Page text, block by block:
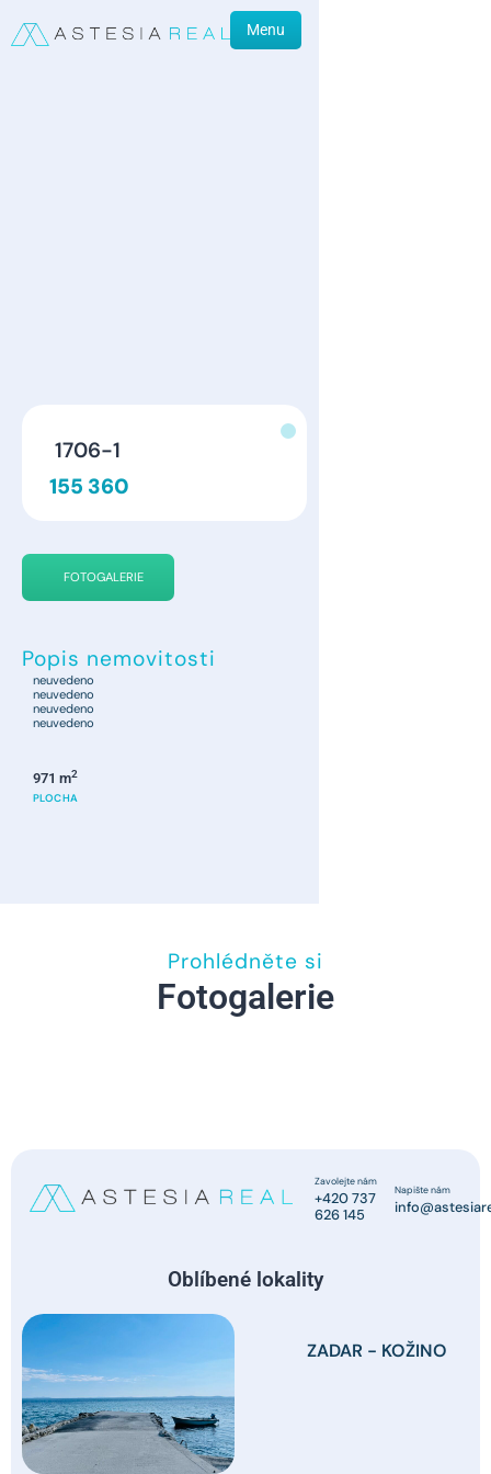
Menu
1706-1
155 360
FOTOGALERIE
Popis nemovitosti
neuvedeno
neuvedeno
neuvedeno
neuvedeno
971 m2
PLOCHA
Prohlédněte si
Fotogalerie
Zavolejte nám
+420 737
626 145
Napište nám
Oblíbené lokality
ZADAR - KOŽINO